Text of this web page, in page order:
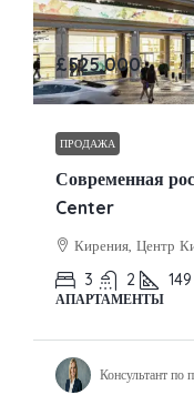
£525,000
ПРОДАЖА
Современная
Center
Кирения, Центр
3 2 149
АПАРТАМЕНТЫ
Консультант